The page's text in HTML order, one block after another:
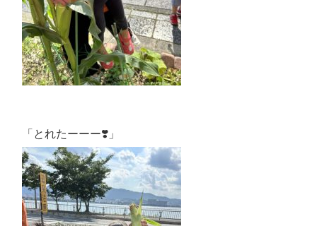
「とれたーーー❣️」